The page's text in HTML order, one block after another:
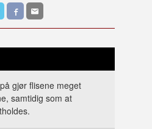
gjør flisene meget
samtidig som at